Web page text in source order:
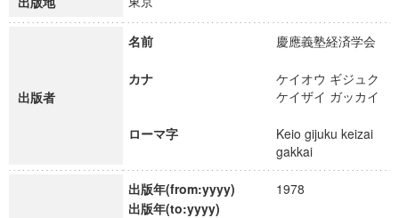
出版者
名前 慶應義塾経済学会
カナ
ケイオウ ギジュク
ケイザイ ガッカイ
ローマ字
Keio gijuku keizai
gakkai
出版年(from:yyyy)
1978
出版年(to:yyyy)